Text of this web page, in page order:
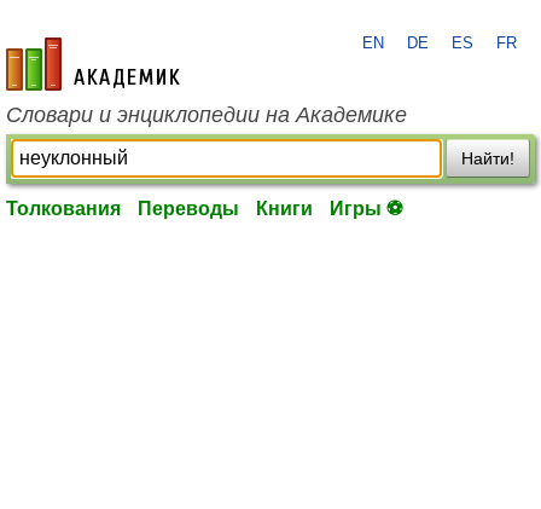
academic.ru
EN DE ES FR
Словари и энциклопедии на Академике
Найти!
Толкования Переводы Книги Игры ⚽